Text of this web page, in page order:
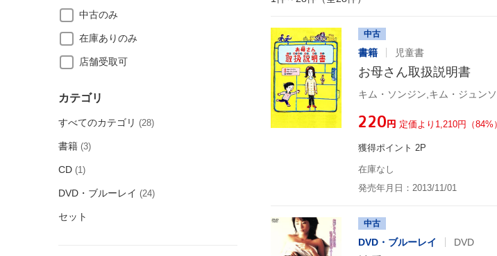
中古
書籍 児童書
お母さん取扱説明書
¥220円 定価より1,210円（84%
獲得ポイント 2P
在庫なし
発売年月日：2013/11/01
中古
DVD・ブルーレイ DVD
中古のみ
在庫ありのみ
店舗受取可
カテゴリ
すべてのカテゴリ (28)
書籍 (3)
CD (1)
DVD・ブルーレイ (24)
セット